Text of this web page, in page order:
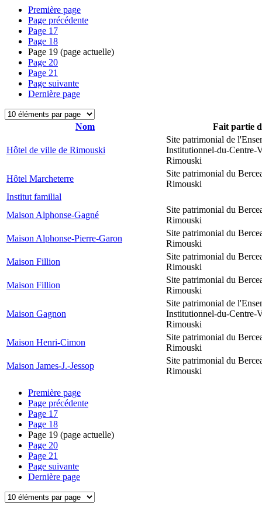
Première page
Page précédente
Page 17
Page 18
Page 19 (page actuelle)
Page 20
Page 21
Page suivante
Dernière page
Nom Fait partie
Hôtel de ville de Rimouski
Site patrimonial de
Institutionnel-du-Centre-
Rimouski
Hôtel Marcheterre
Site patrimonial du
Rimouski
Institut familial
Maison Alphonse-Gagné
Site patrimonial du
Rimouski
Maison Alphonse-Pierre-Garon
Site patrimonial du
Rimouski
Maison Fillion
Site patrimonial du
Rimouski
Maison Fillion
Site patrimonial du
Rimouski
Maison Gagnon
Site patrimonial de
Institutionnel-du-Centre-
Rimouski
Maison Henri-Cimon
Site patrimonial du
Rimouski
Maison James-J.-Jessop
Site patrimonial du
Rimouski
Première page
Page précédente
Page 17
Page 18
Page 19 (page actuelle)
Page 20
Page 21
Page suivante
Dernière page